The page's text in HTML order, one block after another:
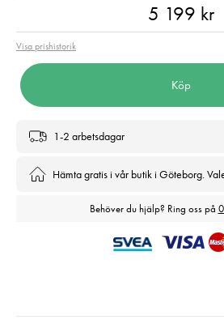
5 199 kr
Visa prishistorik
Köp
1-2 arbetsdagar
Hämta gratis i vår butik i Göteborg.
Behöver du hjälp? Ring oss på